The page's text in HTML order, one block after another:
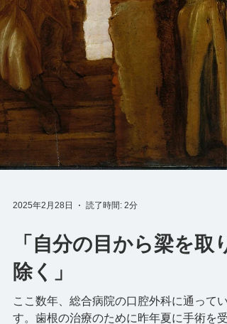
2025年2月28日
「自分の目から梁を取り